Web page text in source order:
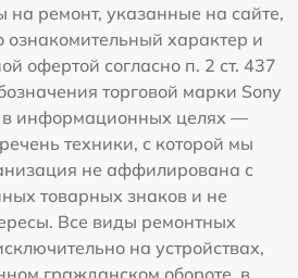
на ремонт, указанные на сайте,
ознакомительный характер и
офертой согласно п. 2 ст. 437
торговой марки Sony
в информационных целях —
техники, с которой мы
не аффилирована с
товарных знаков и не
Все виды ремонтных
на устройствах,